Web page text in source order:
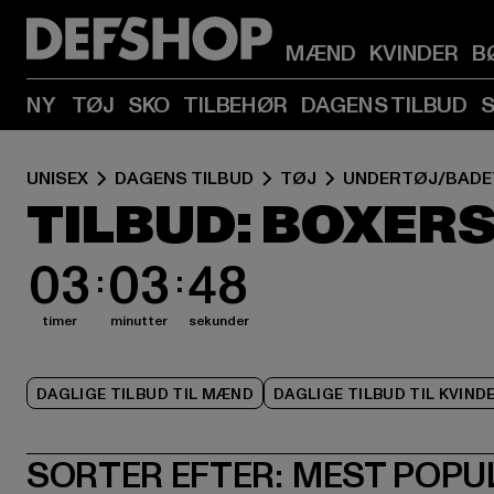
MÆND KVINDER
NY TØJ SKO TILBEHØR DAGENS TILBUD
UNISEX DAGENS TILBUD TØJ UNDERTØJ/
TILBUD:
03
timer 03
minutter 47
sekunder
DAGLIGE TILBUD TIL MÆND DAGLIGE TILBUD TIL
SORTER EFTER: MEST